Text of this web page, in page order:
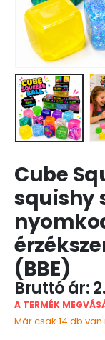
Cube
squishy
(BBE)
A TERMÉK
Már csak 14 db